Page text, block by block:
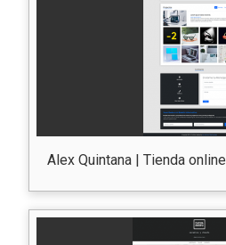
Alex Quintana | Tienda online